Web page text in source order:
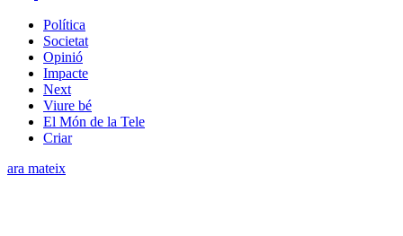
Política
Societat
Opinió
Impacte
Next
Viure bé
El Món de la Tele
Criar
ara mateix